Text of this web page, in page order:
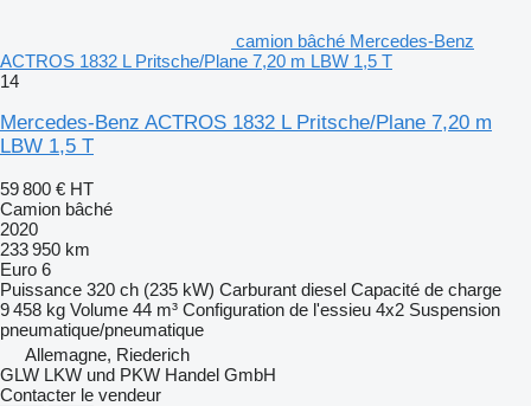
camion bâché Mercedes-Benz
ACTROS 1832 L Pritsche/Plane 7,20 m LBW 1,5 T
14
Mercedes-Benz ACTROS 1832 L Pritsche/Plane 7,20 m
LBW 1,5 T
59 800 € HT
Camion bâché
2020
233 950 km
Euro 6
Puissance 320 ch (235 kW) Carburant diesel Capacité de charge
9 458 kg Volume 44 m³ Configuration de l'essieu 4x2 Suspension
pneumatique/pneumatique
Allemagne, Riederich
GLW LKW und PKW Handel GmbH
Contacter le vendeur